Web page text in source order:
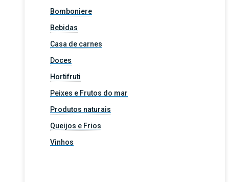
Bomboniere
Bebidas
Casa de carnes
Doces
Hortifruti
Peixes e Frutos do mar
Produtos naturais
Queijos e Frios
Vinhos